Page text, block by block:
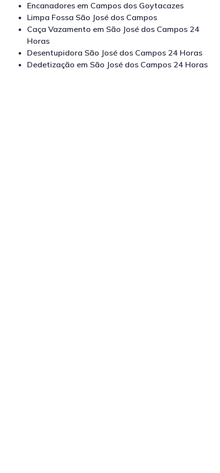
Encanadores em Campos dos Goytacazes
Limpa Fossa São José dos Campos
Caça Vazamento em São José dos Campos 24
Horas
Desentupidora São José dos Campos 24 Horas
Dedetização em São José dos Campos 24 Horas